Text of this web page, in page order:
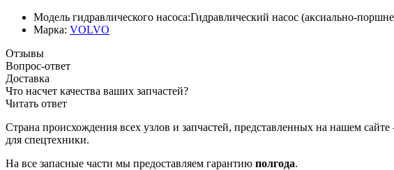
Модель гидравлического насоса:Гидравлический насос (аксиально-
Марка: VOLVO
Отзывы
Вопрос-ответ
Доставка
Что насчет качества ваших запчастей?
Читать ответ
Страна происхождения всех узлов и запчастей, представленных на нашем сайте
для спецтехники.
На все запасные части мы предоставляем гарантию полгода.